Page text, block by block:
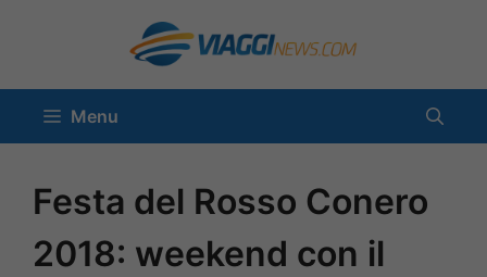
contenuto
Menu
Festa del Rosso Conero
2018: weekend con il